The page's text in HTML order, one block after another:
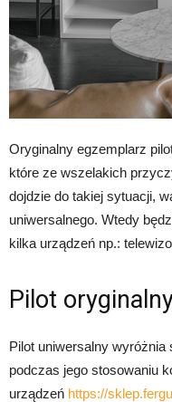
Oryginalny egzemplarz
które ze wszelakich
dojdzie do takiej sytuacji,
uniwersalnego. Wtedy
kilka urządzeń np.:
Pilot
Pilot uniwersalny
podczas jego stosowaniu
urządzeń https://